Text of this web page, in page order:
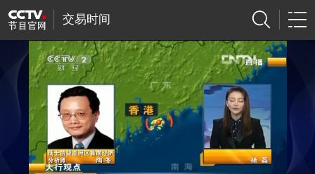
交易时间